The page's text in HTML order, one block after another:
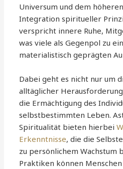
Universum und dem
Integration spiritueller
verspricht innere Ruhe,
was viele als Gegenpol zu
materialistisch geprägten
Dabei geht es nicht nur um
alltäglicher
die Ermächtigung des
selbstbestimmten Leben.
Spiritualität bieten hierbei
Erkenntnisse, die die
zu persönlichem Wachstum
Praktiken können